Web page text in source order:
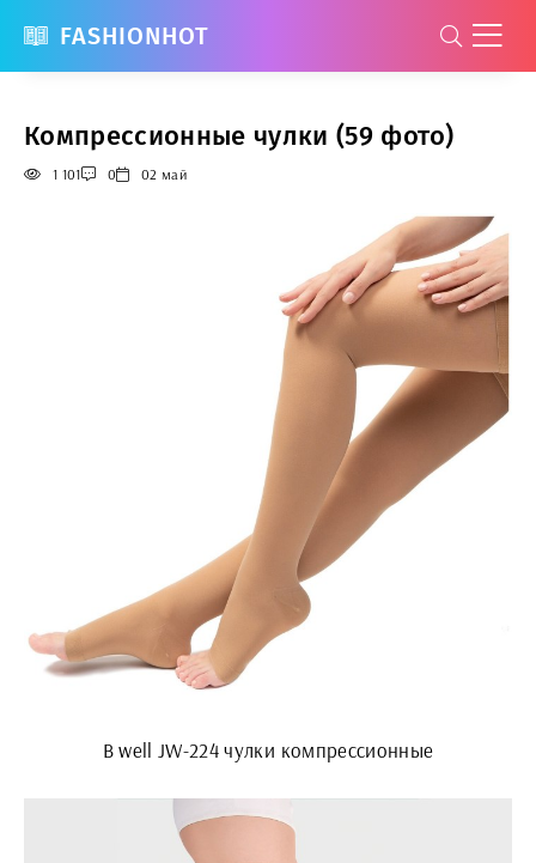
FASHIONHOT
Компрессионные чулки (59 фото)
1 101 0 02 май
B well JW-224 чулки компрессионные